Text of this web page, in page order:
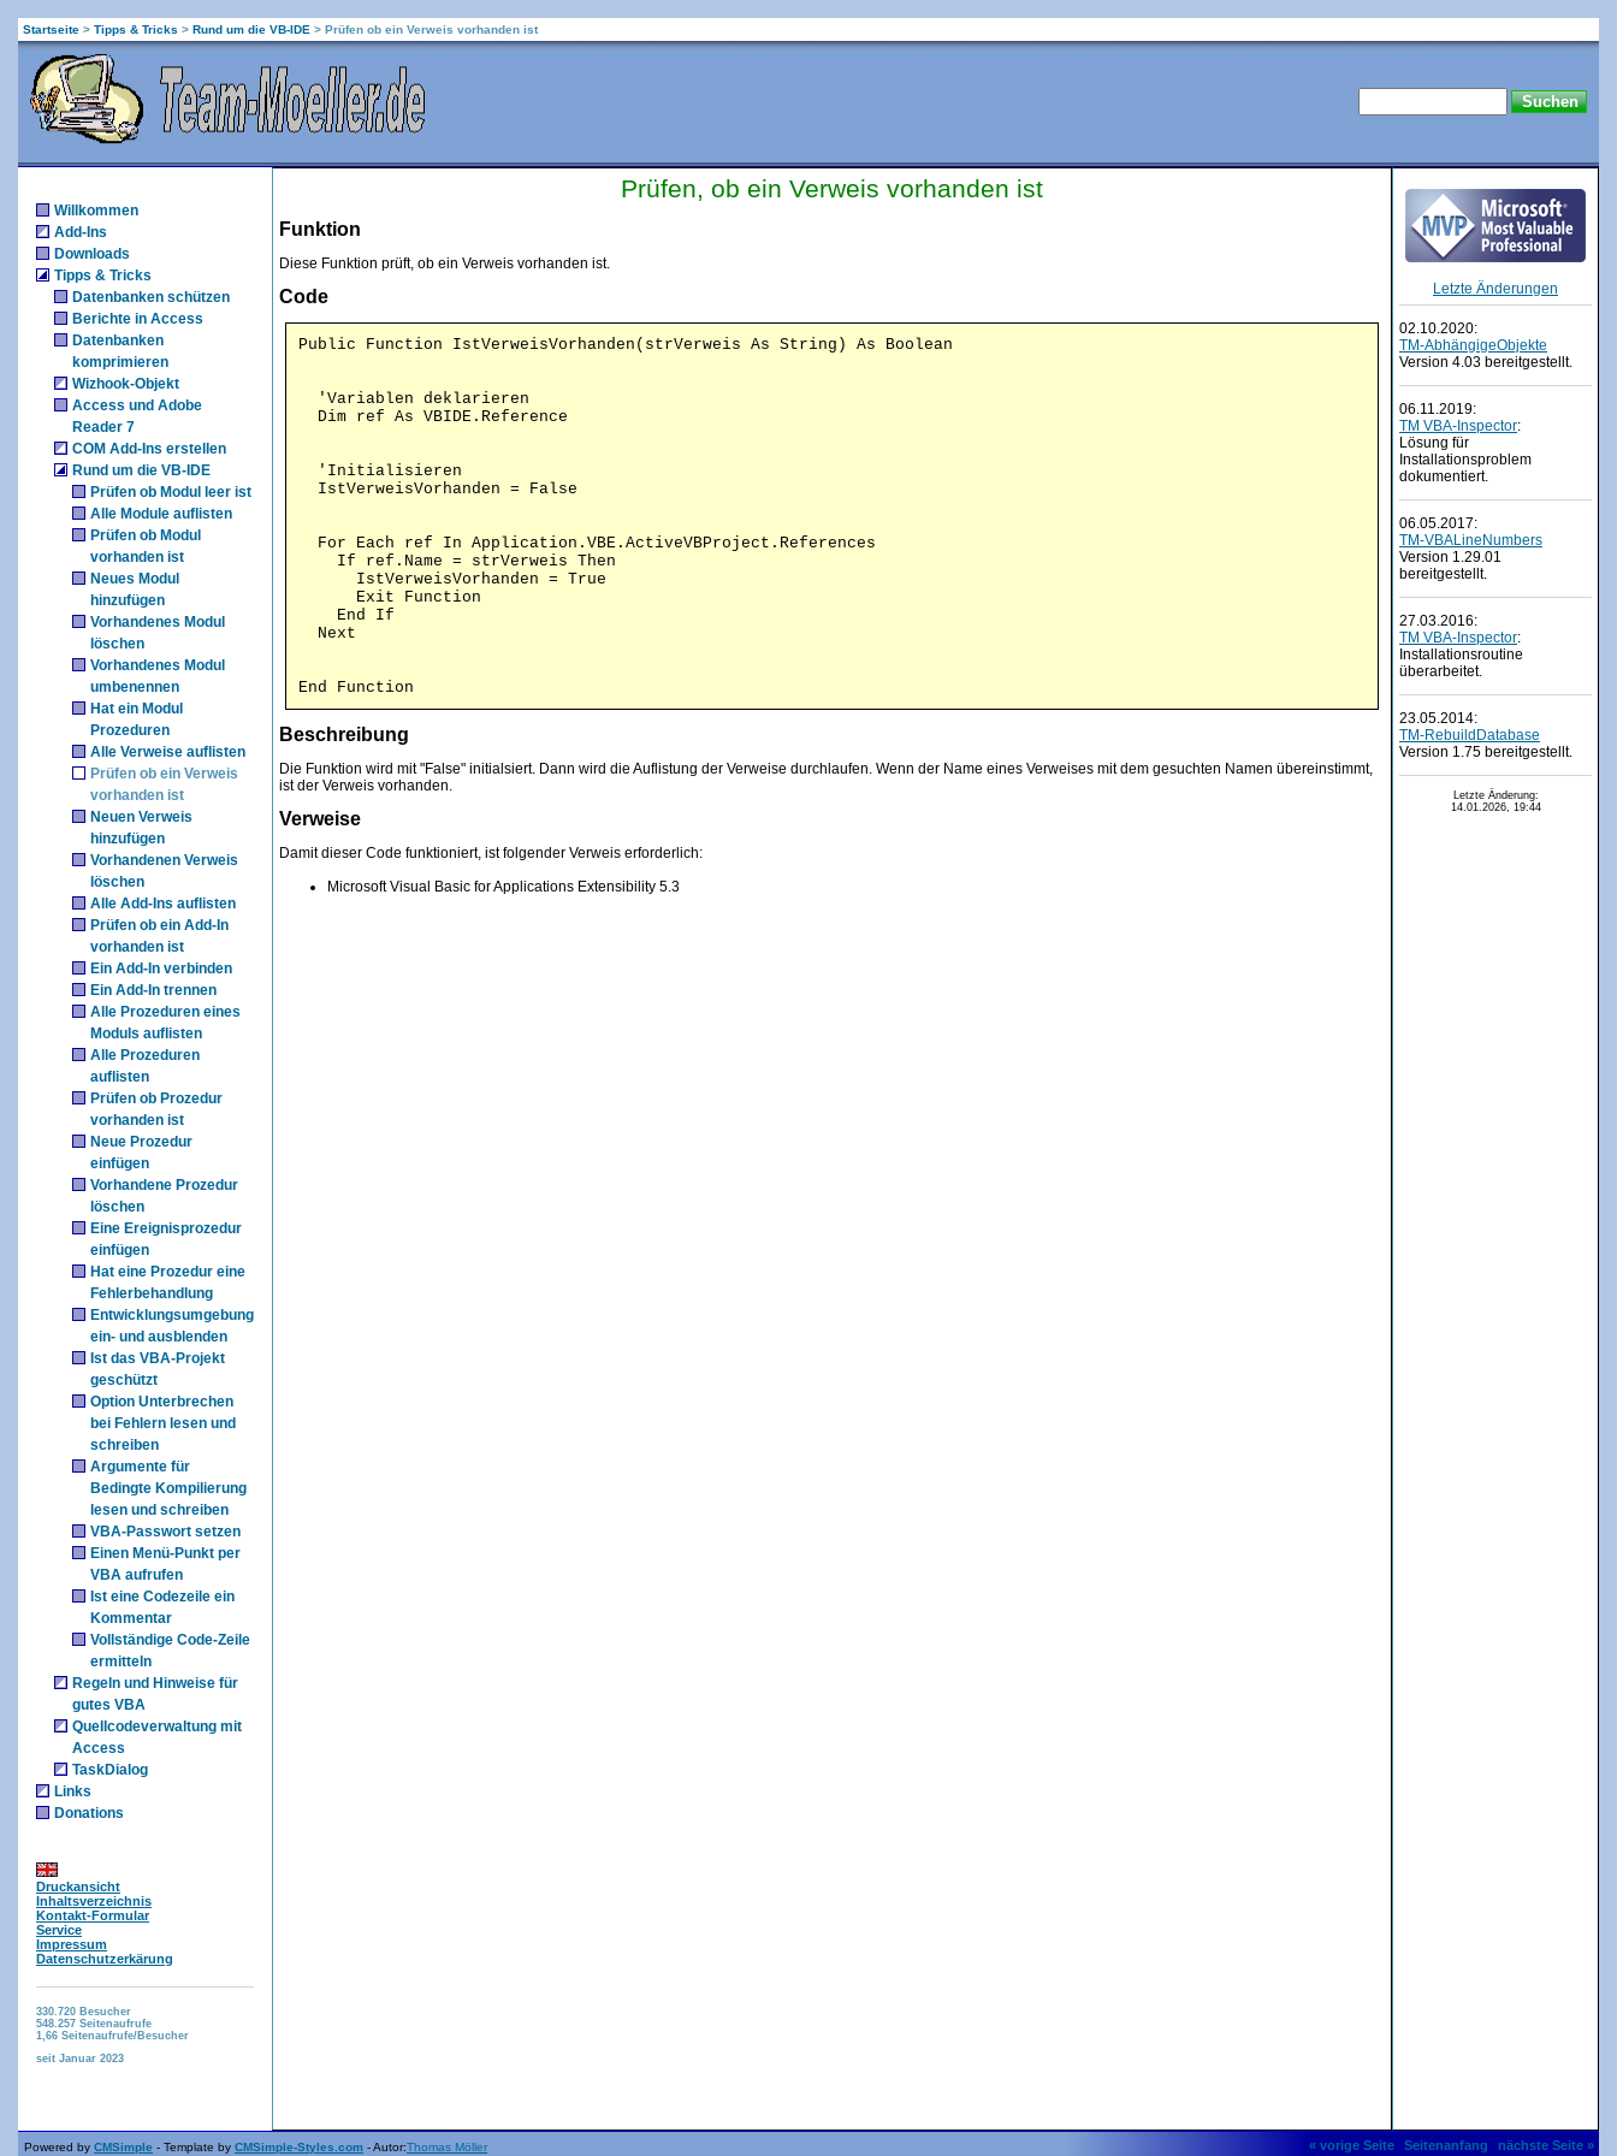
Startseite > Tipps & Tricks > Rund um die VB-IDE > Prüfen ob ein Verweis vorhanden ist
Willkommen
Add-Ins
Downloads
Tipps & Tricks
Datenbanken schützen
Berichte in Access
Datenbanken
komprimieren
Wizhook-Objekt
Access und Adobe
Reader 7
COM Add-Ins erstellen
Rund um die VB-IDE
Prüfen ob Modul leer ist
Alle Module auflisten
Prüfen ob Modul
vorhanden ist
Neues Modul
hinzufügen
Vorhandenes Modul
löschen
Vorhandenes Modul
umbenennen
Hat ein Modul
Prozeduren
Alle Verweise auflisten
Prüfen ob ein Verweis
vorhanden ist
Neuen Verweis
hinzufügen
Vorhandenen Verweis
löschen
Alle Add-Ins auflisten
Prüfen ob ein Add-In
vorhanden ist
Ein Add-In verbinden
Ein Add-In trennen
Alle Prozeduren eines
Moduls auflisten
Alle Prozeduren
auflisten
Prüfen ob Prozedur
vorhanden ist
Neue Prozedur
einfügen
Vorhandene Prozedur
löschen
Eine Ereignisprozedur
einfügen
Hat eine Prozedur eine
Fehlerbehandlung
Entwicklungsumgebung
ein- und ausblenden
Ist das VBA-Projekt
geschützt
Option Unterbrechen
bei Fehlern lesen und
schreiben
Argumente für
Bedingte Kompilierung
lesen und schreiben
VBA-Passwort setzen
Einen Menü-Punkt per
VBA aufrufen
Ist eine Codezeile ein
Kommentar
Vollständige Code-Zeile
ermitteln
Regeln und Hinweise für
gutes VBA
Quellcodeverwaltung mit
Access
TaskDialog
Links
Donations
Druckansicht
Inhaltsverzeichnis
Kontakt-Formular
Service
Impressum
Datenschutzerkärung
330.720 Besucher
548.257 Seitenaufrufe
1,66 Seitenaufrufe/Besucher
seit Januar 2023
Prüfen, ob ein Verweis vorhanden ist
Funktion
Diese Funktion prüft, ob ein Verweis vorhanden ist.
Code
  'Variablen deklarieren
  'Initialisieren
  For Each ref In Application.VBE.ActiveVBProject.References
    If ref.Name = strVerweis Then
      IstVerweisVorhanden = True
      Exit Function
    End If
End Function
Beschreibung
Die Funktion wird mit "False" initialsiert. Dann wird die Auflistung der Verweise durchlaufen. Wenn der Name eines Verweises mit dem gesuchten Namen übereinstimmt,
ist der Verweis vorhanden.
Verweise
Damit dieser Code funktioniert, ist folgender Verweis erforderlich:
Microsoft Visual Basic for Applications Extensibility 5.3
Letzte Änderungen
02.10.2020:
TM-AbhängigeObjekte
Version 4.03 bereitgestellt.
06.11.2019:
TM VBA-Inspector:
Lösung für
Installationsproblem
dokumentiert.
06.05.2017:
TM-VBALineNumbers
Version 1.29.01
bereitgestellt.
27.03.2016:
TM VBA-Inspector:
Installationsroutine
überarbeitet.
23.05.2014:
TM-RebuildDatabase
Version 1.75 bereitgestellt.
Letzte Änderung:
14.01.2026, 19:44
Powered by CMSimple - Template by CMSimple-Styles.com - Autor:Thomas Möller « vorige Seite Seitenanfang nächste Seite »